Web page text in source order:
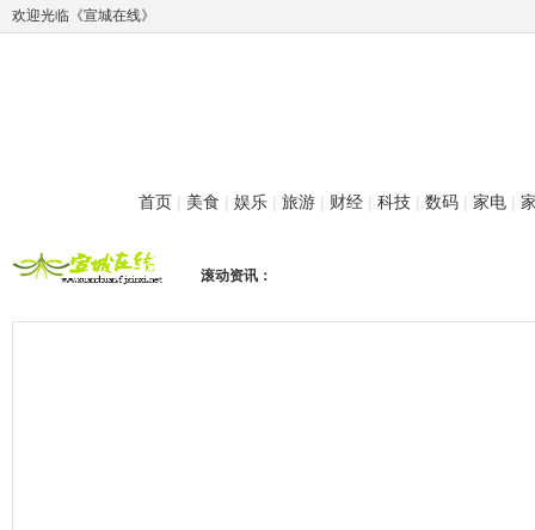
欢迎光临《宣城在线》
首页 | 美食 | 娱乐 | 旅游 | 财经 | 科技 | 数码 | 家电 |
滚动资讯：